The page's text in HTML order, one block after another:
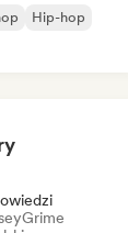
Hip-hop
Grime